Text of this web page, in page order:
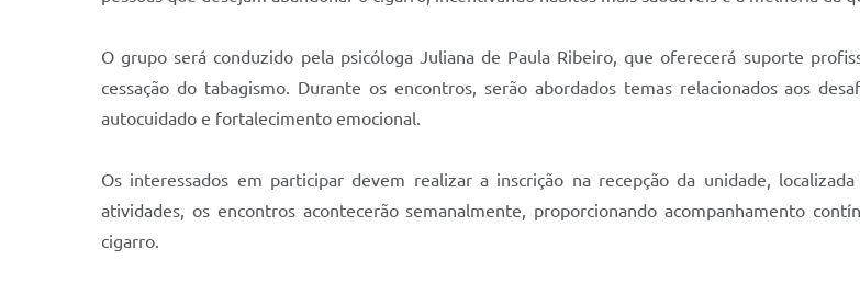
O grupo será conduzido pela psicóloga Juliana de Paula Ribeiro, que oferecerá suporte
cessação do tabagismo. Durante os encontros, serão abordados temas relacionados aos
autocuidado e fortalecimento emocional.
Os interessados em participar devem realizar a inscrição na recepção da unidade,
atividades, os encontros acontecerão semanalmente, proporcionando acompanhamento
cigarro.